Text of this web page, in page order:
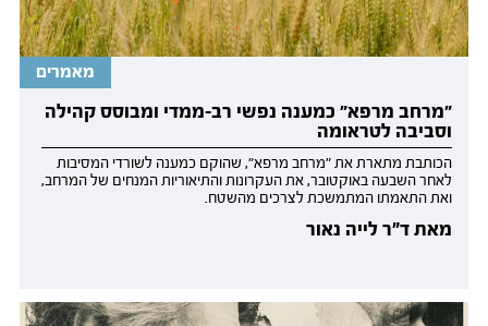
מאמרים
״מרחב מרפא״ כמענה נפשי רב-ממדי ומבוסס קהילה
וסביבה לטראומה
הכותבת מתארת את "מרחב מרפא", שהוקם כמענה לשורדי המסיבות
לאחר השבעה באוקטובר, את העקרונות והתיאוריות המנחים של המרחב,
ואת התאמתו המתמשכת לצרכים מהשטח.
מאת ד"ר לייה נאור